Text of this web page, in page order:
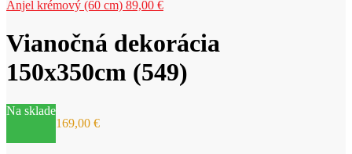
Anjel krémový (60 cm) 89,00 €
Vianočná dekorácia
150x350cm (549)
Na sklade
169,00 €